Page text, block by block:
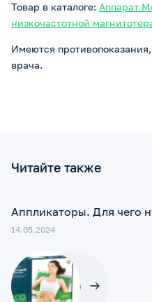
Товар в каталоге: Аппарат
низкочастотной
Имеются
врача.
Читайте также
Аппликаторы. Для чего
14.05.2024